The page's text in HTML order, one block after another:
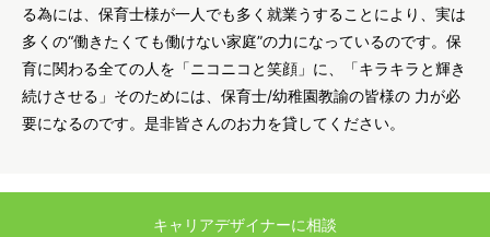
る為には、保育士様が一人でも多く就業うすることにより、実は
多くの“働きたくても働けない家庭”の力になっているのです。保
育に関わる全ての人を「ニコニコと笑顔」に、「キラキラと輝き
続けさせる」そのためには、保育士/幼稚園教諭の皆様の 力が必
要になるのです。是非皆さんのお力を貸してください。
キャリアデザイナーに相談